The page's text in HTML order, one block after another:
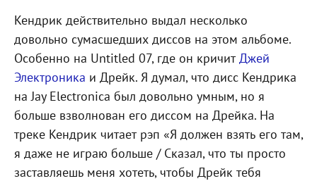
Кендрик действительно выдал несколько
довольно сумасшедших диссов на этом альбоме.
Особенно на Untitled 07, где он кричитДжей
Электроника и Дрейк. Я думал, что дисс Кендрика
на Jay Electronica был довольно умным, но я
больше взволнован его диссом на Дрейка. На
треке Кендрик читает рэп «Я должен взять его там,
я даже не играю больше / Сказал, что ты просто
заставляешь меня хотеть, чтобы Дрейк тебя